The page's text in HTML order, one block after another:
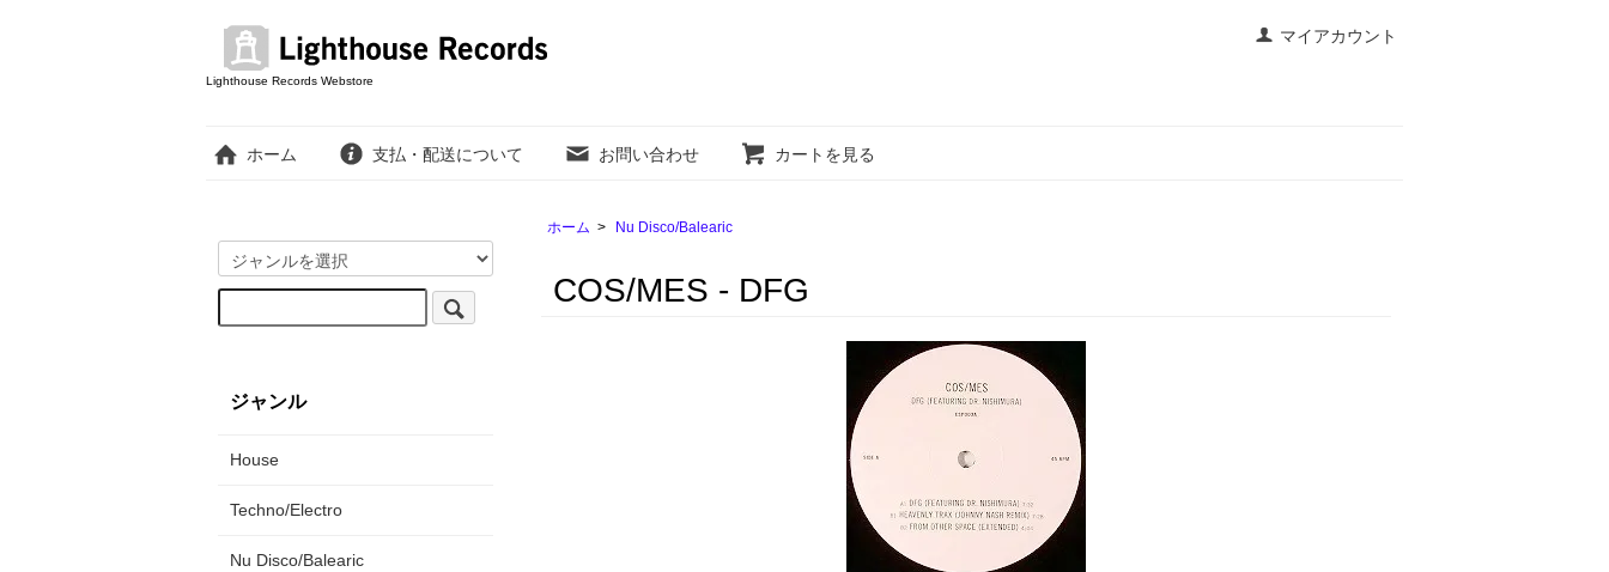
マイアカウント
Lighthouse Records Webstore
ホーム 支払・配送について お問い合わせ カートを見る
ホーム > Nu Disco/Balearic
COS/MES - DFG
ジャンル
House
Techno/Electro
Nu Disco/Balearic